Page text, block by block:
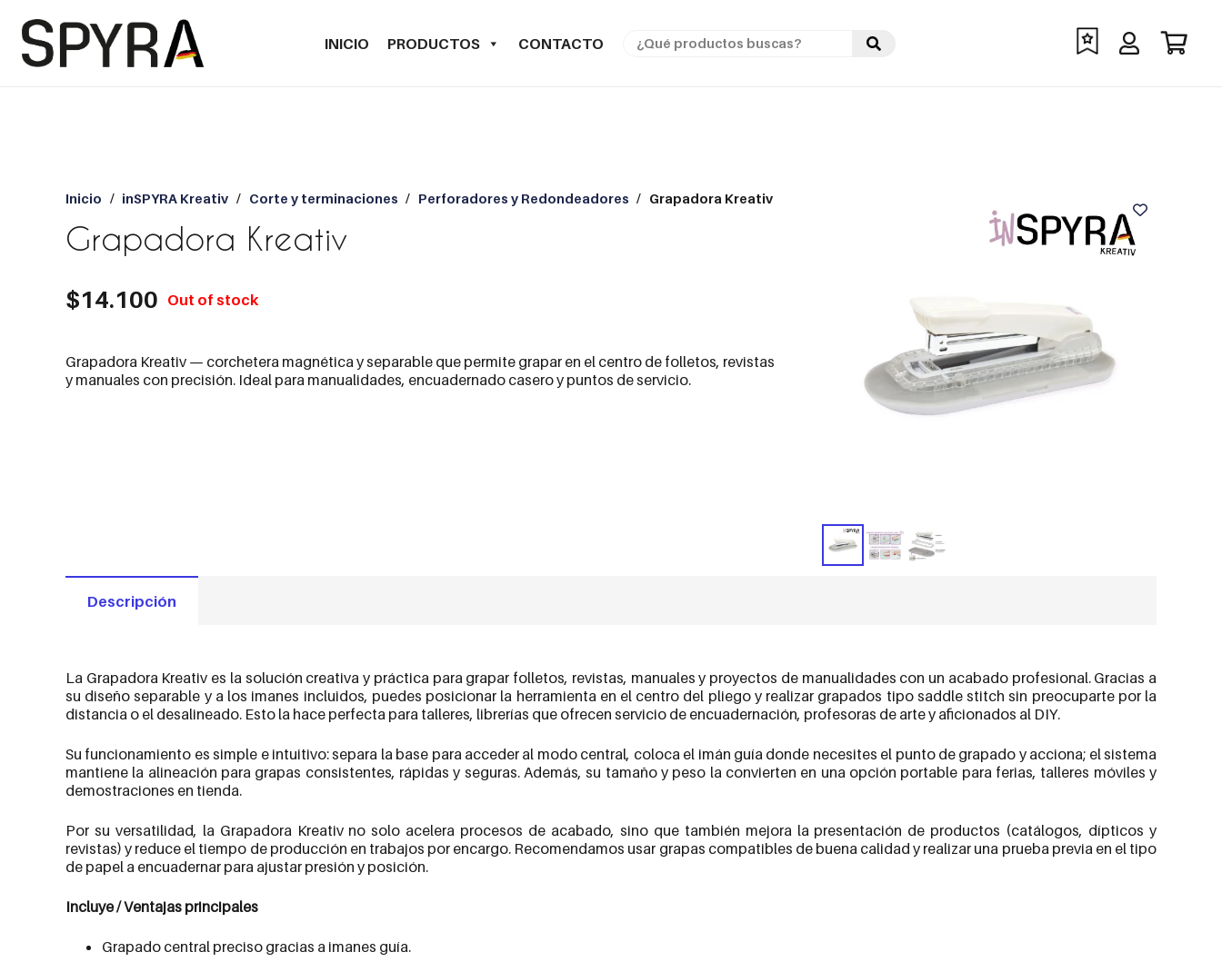
INICIO PRODUCTOS CONTACTO
Inicio / inSPYRA Kreativ / Corte y terminaciones / Perforadores y Redondeadores / Grapadora Kreativ
Grapadora Kreativ
$14.100 Out of stock
Grapadora Kreativ — corchetera magnética y separable que permite grapar en el centro de folletos, revistas
y manuales con precisión. Ideal para manualidades, encuadernado casero y puntos de servicio.
Descripción
La Grapadora Kreativ es la solución creativa y práctica para grapar folletos, revistas, manuales y proyectos de manualidades con un acabado profesional. Gracias a
su diseño separable y a los imanes incluidos, puedes posicionar la herramienta en el centro del pliego y realizar grapados tipo saddle stitch sin preocuparte por la
distancia o el desalineado. Esto la hace perfecta para talleres, librerías que ofrecen servicio de encuadernación, profesoras de arte y aficionados al DIY.
Su funcionamiento es simple e intuitivo: separa la base para acceder al modo central, coloca el imán guía donde necesites el punto de grapado y acciona; el sistema
mantiene la alineación para grapas consistentes, rápidas y seguras. Además, su tamaño y peso la convierten en una opción portable para ferias, talleres móviles y
demostraciones en tienda.
Por su versatilidad, la Grapadora Kreativ no solo acelera procesos de acabado, sino que también mejora la presentación de productos (catálogos, dípticos y
revistas) y reduce el tiempo de producción en trabajos por encargo. Recomendamos usar grapas compatibles de buena calidad y realizar una prueba previa en el tipo
de papel a encuadernar para ajustar presión y posición.
Incluye / Ventajas principales
Grapado central preciso gracias a imanes guía.